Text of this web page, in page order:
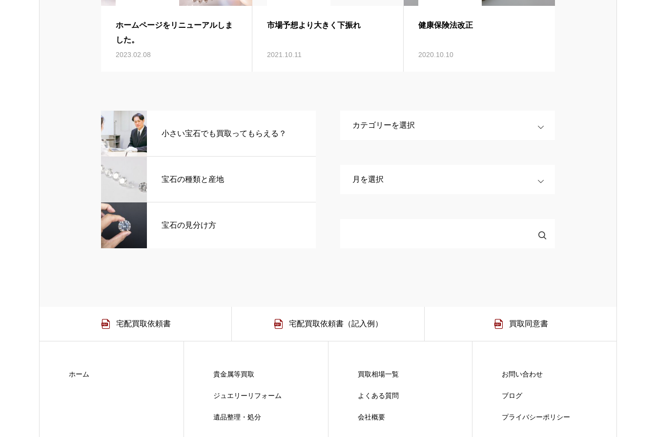
ホームページをリニューアルしま
した。
2023.02.08
市場予想より大きく下振れ
2021.10.11
健康保険法改正
2020.10.10
小さい宝石でも買取ってもらえる？
宝石の種類と産地
宝石の見分け方
宅配買取依頼書 宅配買取依頼書（記入例） 買取同意書
ホーム 貴金属等買取
ジュエリーリフォーム
遺品整理・処分
買取相場一覧
よくある質問
会社概要
お問い合わせ
ブログ
プライバシーポリシー